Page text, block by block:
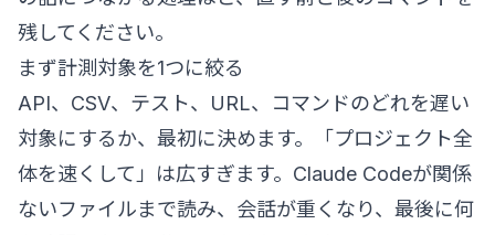
残してください。
まず計測対象を1つに絞る
API、CSV、テスト、URL、コマンドのどれを遅い
対象にするか、最初に決めます。「プロジェクト全
体を速くして」は広すぎます。Claude Codeが関係
ないファイルまで読み、会話が重くなり、最後に何